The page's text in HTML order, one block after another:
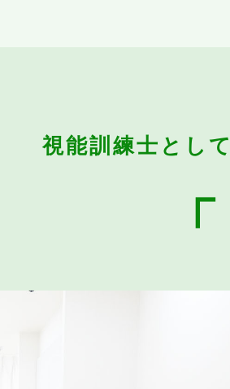
視能訓練士とし
「